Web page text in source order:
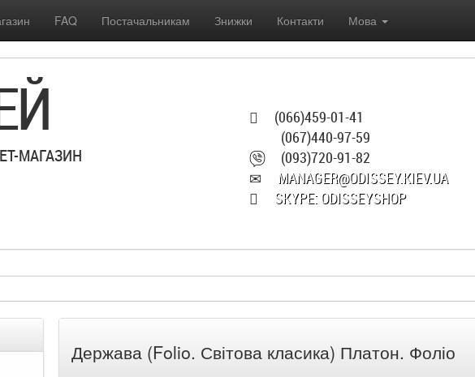
FAQ Постачальникам Знижки Контакти Мова
(066)459-01-41
(067)440-97-59
(093)720-91-82
MANAGER@ODISSEY.KIEV.UA
SKYPE: ODISSEYSHOP
МАГАЗИН
Держава (Folio. Світова класика) Платон. Фоліо